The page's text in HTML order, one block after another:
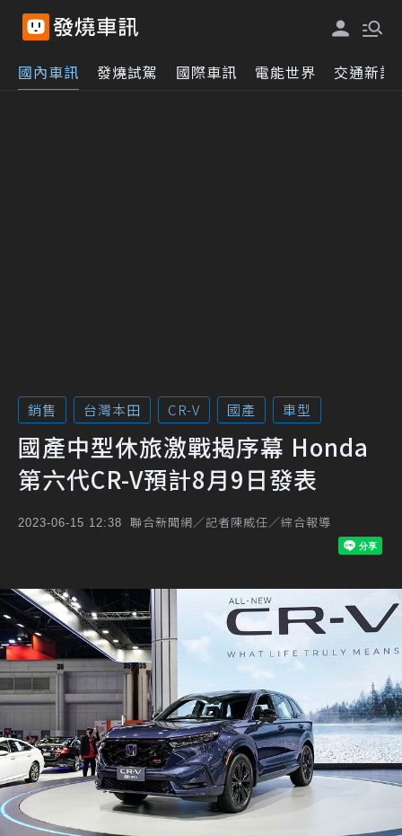
國內車訊 發燒試駕 國際車訊 電能世界 交通新訊
銷售 台灣本田 CR-V 國產 車型
國產中型休旅激戰揭序幕 Honda
第六代CR-V預計8月9日發表
2023-06-15 12:38 聯合新聞網／記者陳威任／綜合報導